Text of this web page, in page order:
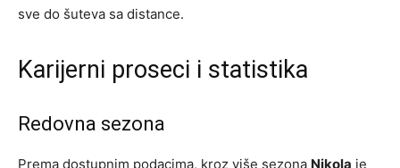
sve do šuteva sa distance.
Karijerni proseci i statistika
Redovna sezona
Prema dostupnim podacima, kroz više sezona Nikola je